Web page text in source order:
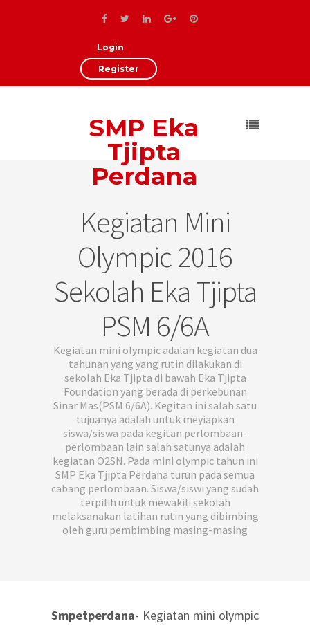
Login
Register
SMP Eka
Tjipta
Perdana
Kegiatan Mini
Olympic 2016
Sekolah Eka Tjipta
PSM 6/6A
Kegiatan mini olympic adalah kegiatan dua
tahunan yang yang rutin dilakukan di
sekolah Eka Tjipta di bawah Eka Tjipta
Foundation yang berada di perkebunan
Sinar Mas(PSM 6/6A). Kegitan ini salah satu
tujuanya adalah untuk meyiapkan
siswa/siswa pada kegitan perlombaan-
perlombaan lain salah satunya adalah
kegiatan O2SN. Pada mini olympic tahun ini
SMP Eka Tjipta Perdana turun pada semua
cabang perlombaan. Siswa/siswi yang sudah
terpilih untuk mewakili sekolah
melaksanakan latihan rutin yang dibimbing
oleh guru pembimbing masing-masing
Smpetperdana- Kegiatan mini olympic